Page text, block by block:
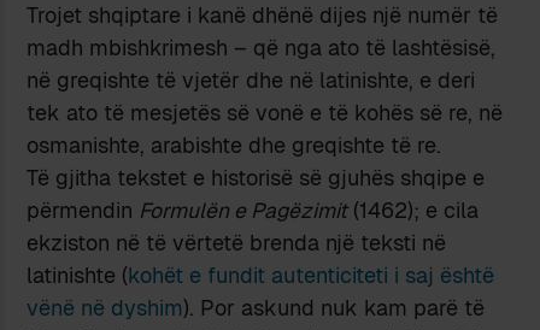
Trojet shqiptare i kanë dhënë dijes një numër të
madh mbishkrimesh – që nga ato të lashtësisë,
në greqishte të vjetër dhe në latinishte, e deri
tek ato të mesjetës së vonë e të kohës së re, në
osmanishte, arabishte dhe greqishte të re.
Të gjitha tekstet e historisë së gjuhës shqipe e
përmendin Formulën e Pagëzimit(1462); e cila
ekziston në të vërtetë brenda një teksti në
latinishte (kohët e fundit autenticiteti i saj është
vënë në dyshim). Por askund nuk kam parë të